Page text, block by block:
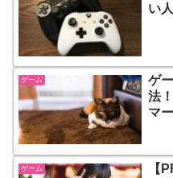
い
ゲーム
ゲ
法
マ
ゲーム
【